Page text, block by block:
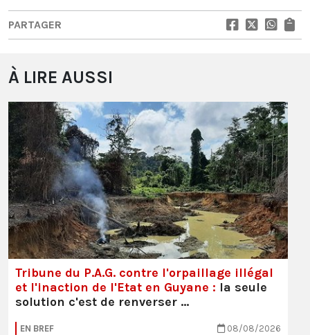
PARTAGER
À LIRE AUSSI
Tribune du P.A.G. contre l'orpaillage illégal
et l'inaction de l'Etat en Guyane : la seule
solution c'est de renverser …
EN BREF 08/08/2026